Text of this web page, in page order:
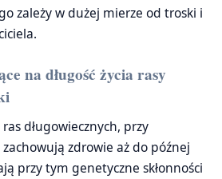
zależy w dużej mierze od troski i
na długość życia rasy
długowiecznych, przy
zdrowie aż do późnej
przy tym genetyczne skłonności